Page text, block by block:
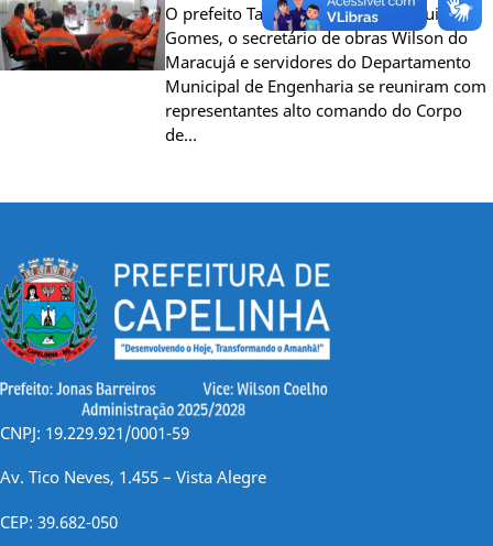
O prefeito Tadeuzinho, o vice Aléquison
Gomes, o secretário de obras Wilson do
Maracujá e servidores do Departamento
Municipal de Engenharia se reuniram com
representantes alto comando do Corpo
de…
CNPJ: 19.229.921/0001-59
Av. Tico Neves, 1.455 – Vista Alegre
CEP: 39.682-050